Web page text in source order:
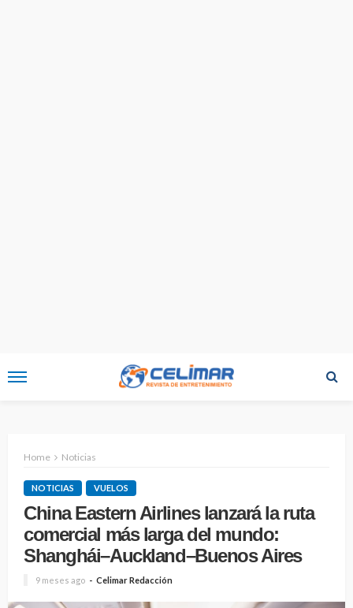
Home Noticias
NOTICIAS VUELOS
China Eastern Airlines lanzará la ruta
comercial más larga del mundo:
Shanghái–Auckland–Buenos Aires
9 meses ago Celimar Redacción